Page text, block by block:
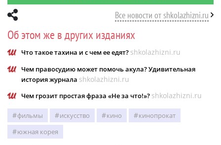
Все новости от shkolazhizni.ru
Об этом же в других изданиях
Что такое тахина и с чем ее едят? shkolazhizni.ru
Чем правосудию может помочь акула? Удивительная
история журнала shkolazhizni.ru
Чем грозит простая фраза «Не за что!»? shkolazhizni.ru
фильмы искусство кино
кинопрокат
южная корея